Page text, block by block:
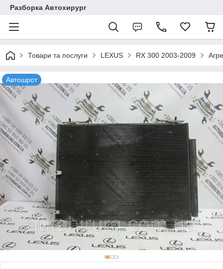
Разборка Автохирург
Товари та послуги LEXUS RX 300 2003-2009
Автошрот